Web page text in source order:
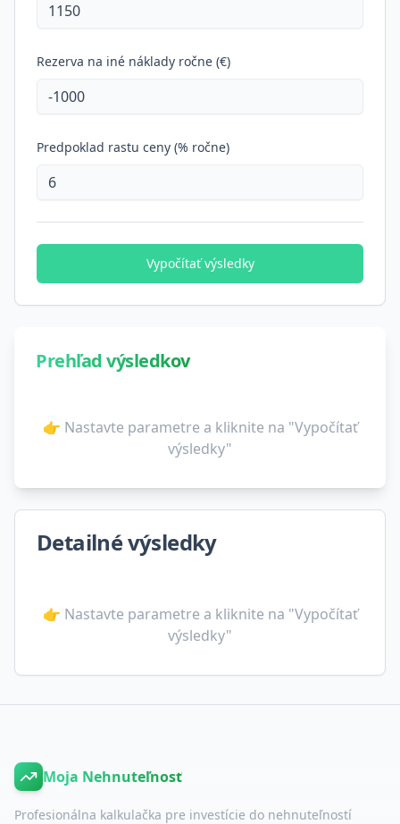
Rezerva na iné náklady ročne (€)
Predpoklad rastu ceny (% ročne)
Vypočítať výsledky
Prehľad výsledkov
👉 Nastavte parametre a kliknite na "Vypočítať
výsledky"
Detailné výsledky
👉 Nastavte parametre a kliknite na "Vypočítať
výsledky"
Moja Nehnuteľnosť
Profesionálna kalkulačka pre investície do nehnuteľností